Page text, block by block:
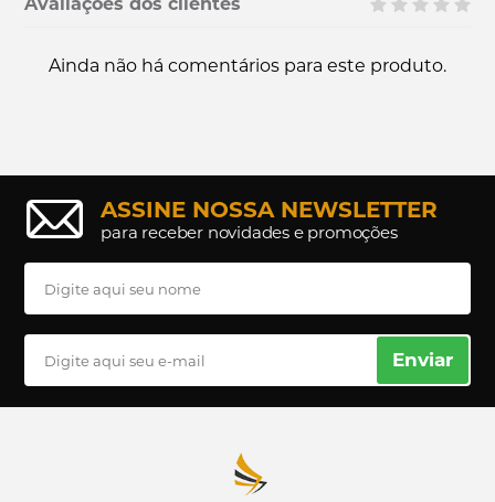
Ainda não há comentários para este produto.
ASSINE NOSSA NEWSLETTER
para receber novidades e promoções
Enviar